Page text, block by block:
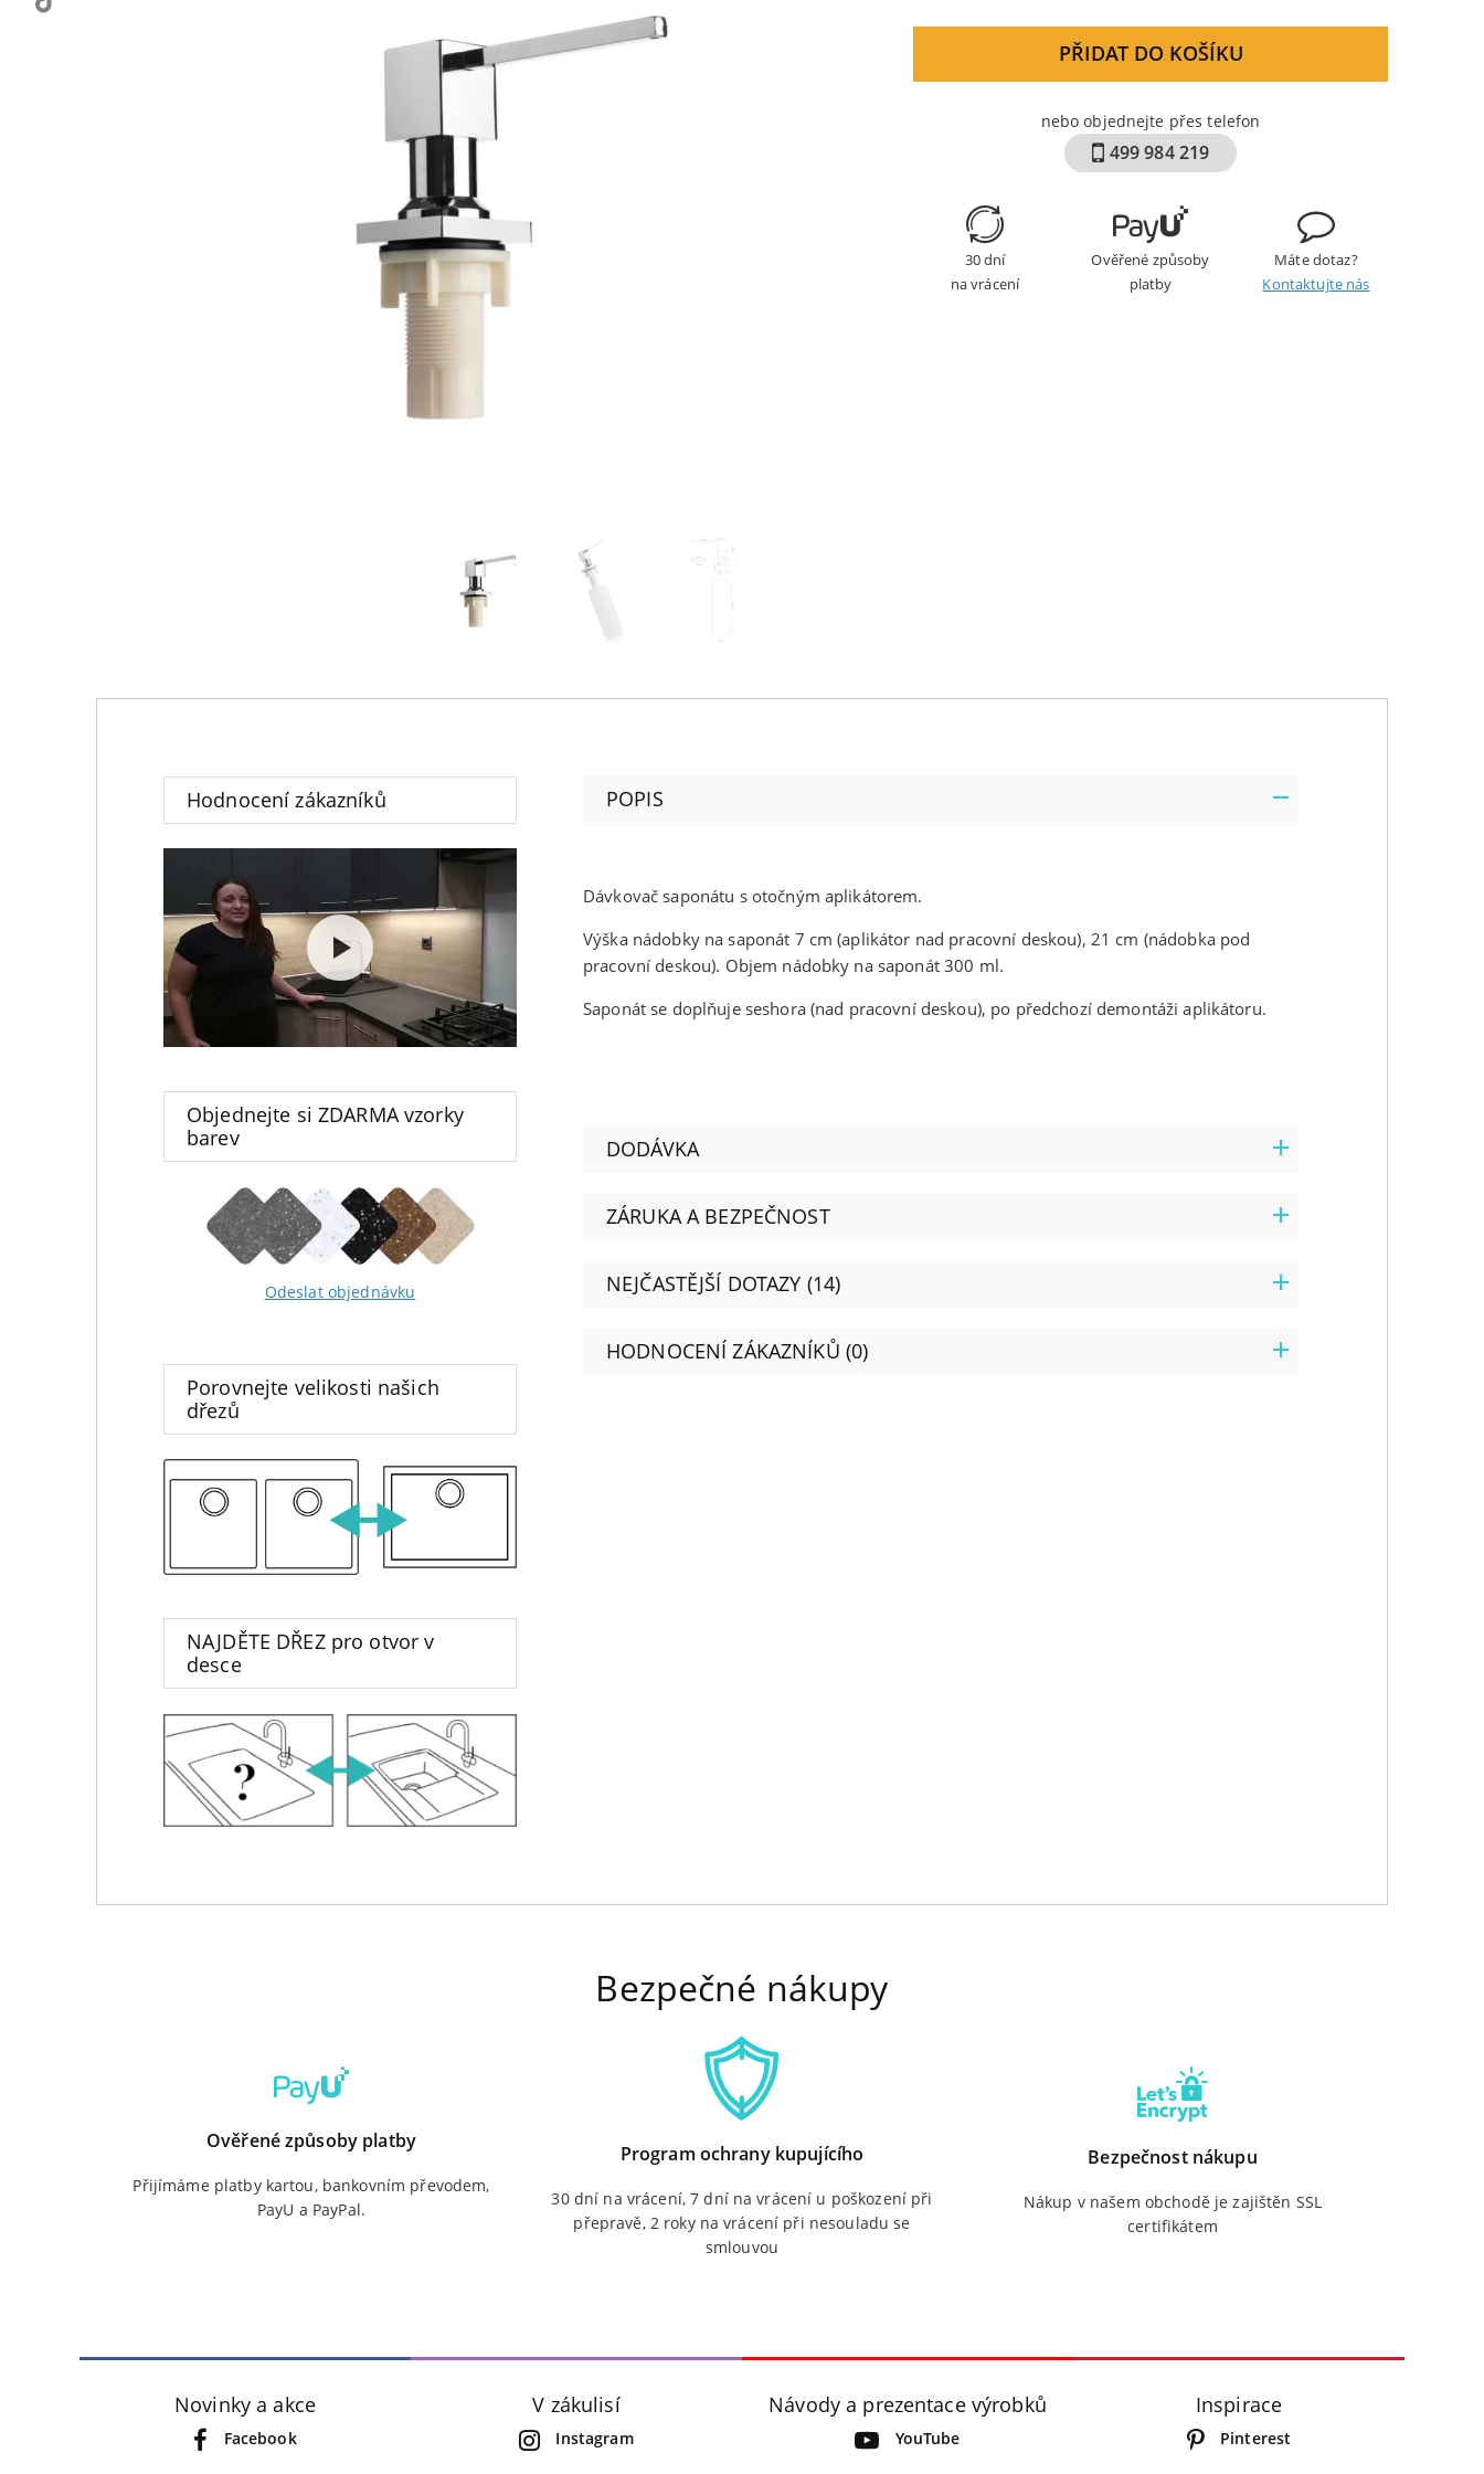
PŘIDAT DO KOŠÍKU
nebo objednejte přes telefon
499 984 219
30 dní
na vrácení
Ověřené způsoby
platby
Máte dotaz?
Kontaktujte nás
Hodnocení zákazníků
Objednejte si ZDARMA vzorky
barev
Odeslat objednávku
Porovnejte velikosti našich
dřezů
NAJDĚTE DŘEZ pro otvor v
desce
POPIS
Dávkovač saponátu s otočným aplikátorem.
Výška nádobky na saponát 7 cm (aplikátor nad pracovní deskou), 21 cm (nádobka pod
pracovní deskou). Objem nádobky na saponát 300 ml.
Saponát se doplňuje seshora (nad pracovní deskou), po předchozí demontáži aplikátoru.
DODÁVKA
ZÁRUKA A BEZPEČNOST
NEJČASTĚJŠÍ DOTAZY (14)
HODNOCENÍ ZÁKAZNÍKŮ (0)
Bezpečné nákupy
Ověřené způsoby platby
Přijímáme platby kartou, bankovním převodem,
PayU a PayPal.
Program ochrany kupujícího
30 dní na vrácení, 7 dní na vrácení u poškození při
přepravě, 2 roky na vrácení při nesouladu se
smlouvou
Bezpečnost nákupu
Nákup v našem obchodě je zajištěn SSL
certifikátem
Novinky a akce
Facebook
V zákulisí
Instagram
Návody a prezentace výrobků
YouTube
Inspirace
Pinterest